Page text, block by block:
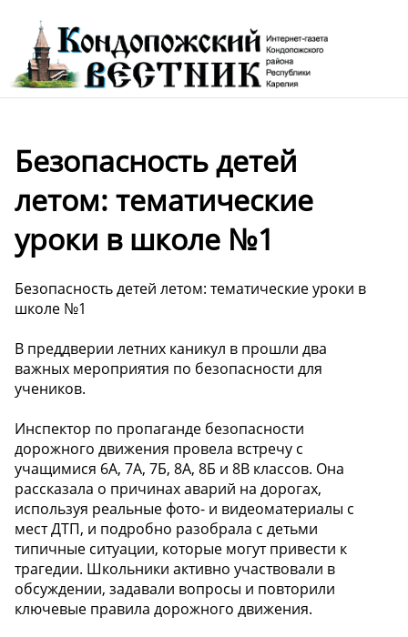
Безопасность детей
летом: тематические
уроки в школе №1
Безопасность детей летом: тематические уроки в
школе №1
В преддверии летних каникул в прошли два
важных мероприятия по безопасности для
учеников.
Инспектор по пропаганде безопасности
дорожного движения провела встречу с
учащимися 6А, 7А, 7Б, 8А, 8Б и 8В классов. Она
рассказала о причинах аварий на дорогах,
используя реальные фото- и видеоматериалы с
мест ДТП, и подробно разобрала с детьми
типичные ситуации, которые могут привести к
трагедии. Школьники активно участвовали в
обсуждении, задавали вопросы и повторили
ключевые правила дорожного движения.